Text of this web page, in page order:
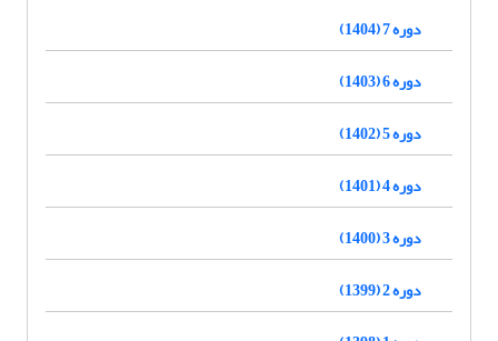
دوره 7 (1404)
دوره 6 (1403)
دوره 5 (1402)
دوره 4 (1401)
دوره 3 (1400)
دوره 2 (1399)